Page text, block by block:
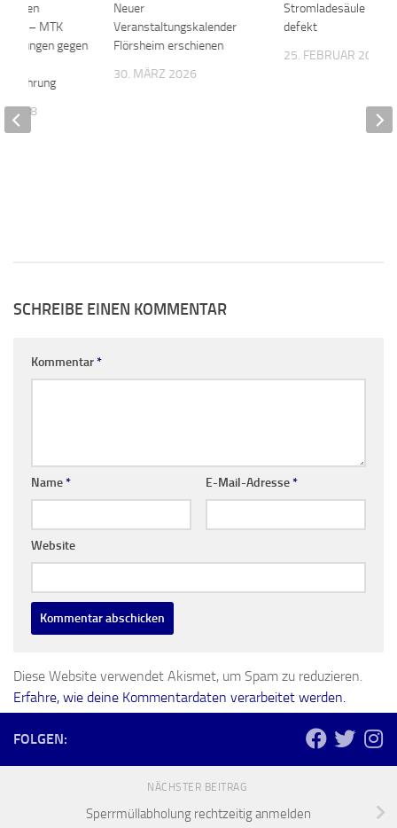
Neuer
Veranstaltungskalender
Flörsheim erschienen
30. MÄRZ 2026
Stromladesäule in
defekt
25. FEBRUAR 2021
gegen
– MTK
gegen
2018
SCHREIBE EINEN KOMMENTAR
Kommentar*
Name* E-Mail-Adresse*
Website
Diese Website verwendet Akismet, um Spam zu reduzieren.
Erfahre, wie deine Kommentardaten verarbeitet werden.
FOLGEN:
NÄCHSTER BEITRAG
Sperrmüllabholung rechtzeitig anmelden